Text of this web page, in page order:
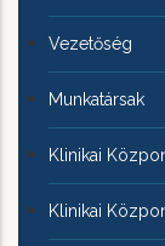
Vezetőség
Munkatársak
Klinikai
Klinikai